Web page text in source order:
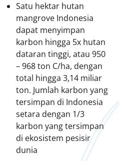
Satu hektar hutan
mangrove Indonesia
dapat menyimpan
karbon hingga 5x hutan
dataran tinggi, atau 950
– 968 ton C/ha, dengan
total hingga 3,14 miliar
ton. Jumlah karbon yang
tersimpan di Indonesia
setara dengan 1/3
karbon yang tersimpan
di ekosistem pesisir
dunia